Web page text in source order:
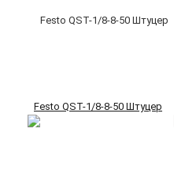
Festo QST-1/8-8-50 Штуцер